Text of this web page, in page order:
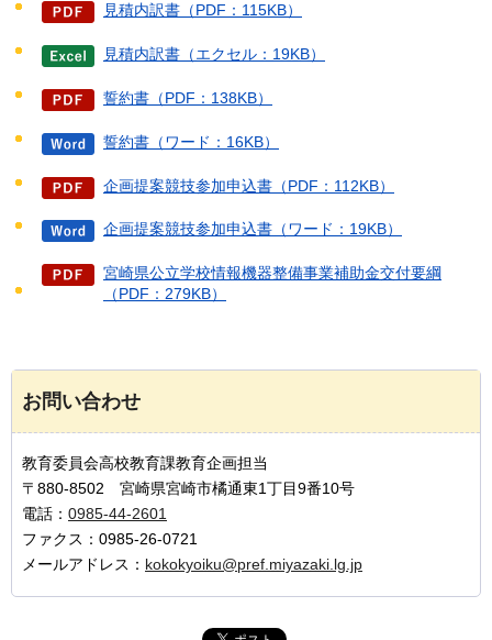
見積内訳書（PDF：115KB）
見積内訳書（エクセル：19KB）
誓約書（PDF：138KB）
誓約書（ワード：16KB）
企画提案競技参加申込書（PDF：112KB）
企画提案競技参加申込書（ワード：19KB）
宮崎県公立学校情報機器整備事業補助金交付要綱
（PDF：279KB）
お問い合わせ
教育委員会高校教育課教育企画担当
〒880-8502 宮崎県宮崎市橘通東1丁目9番10号
電話： 0985-44-2601
ファクス：0985-26-0721
メールアドレス： kokokyoiku@pref.miyazaki.lg.jp